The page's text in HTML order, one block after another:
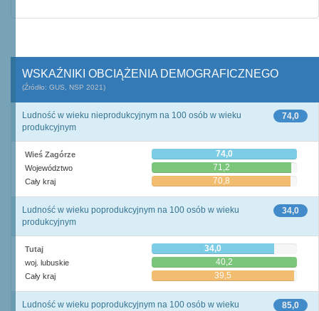
WSKAŹNIKI OBCIĄŻENIA DEMOGRAFICZNEGO
(Źródło: GUS, NSP 2021)
74,0
Ludność w wieku nieprodukcyjnym na 100 osób w wieku
produkcyjnym
Wieś Zagórze 74,0
Województwo 71,2
Cały kraj 70,8
34,0
Ludność w wieku poprodukcyjnym na 100 osób w wieku
produkcyjnym
Tutaj 34,0
woj. lubuskie 40,2
Cały kraj 39,5
85,0
Ludność w wieku poprodukcyjnym na 100 osób w wieku